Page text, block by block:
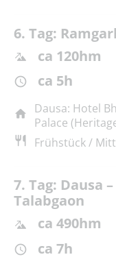
6. Tag:
ca 120hm
ca 5h
Dausa: Hotel
Palace
Frühstück /
7. Tag: Dausa –
Talabgaon
ca 490hm
ca 7h